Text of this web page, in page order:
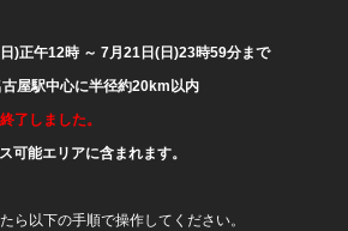
)正午12時 ～ 7月21日(日)23時59分まで
屋駅中心に半径約20km以内
了しました。
可能エリアに含まれます。
ら以下の手順で操作してください。